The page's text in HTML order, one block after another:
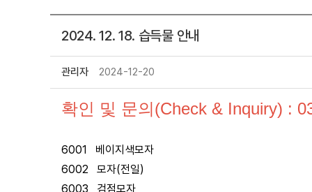
2024. 12. 18. 습득물 안내
관리자 2024-12-20
확인 및 문의(Check & Inquiry) :
6001 베이지색모자
6002 모자(전일)
6003 검점모자